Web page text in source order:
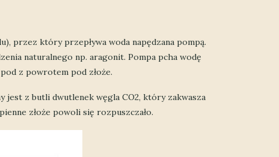
przez który przepływa woda napędzana pompą.
naturalnego np. aragonit. Pompa pcha wodę
z powrotem pod złoże.
z butli dwutlenek węgla CO2, który zakwasza
złoże powoli się rozpuszczało.